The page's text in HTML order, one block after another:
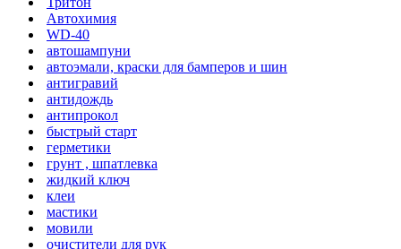
Автохимия
WD-40
автошампуни
автоэмали, краски для бамперов и шин
антигравий
антидождь
антипрокол
быстрый старт
герметики
грунт , шпатлевка
жидкий ключ
клеи
мастики
мовили
очистители для рук